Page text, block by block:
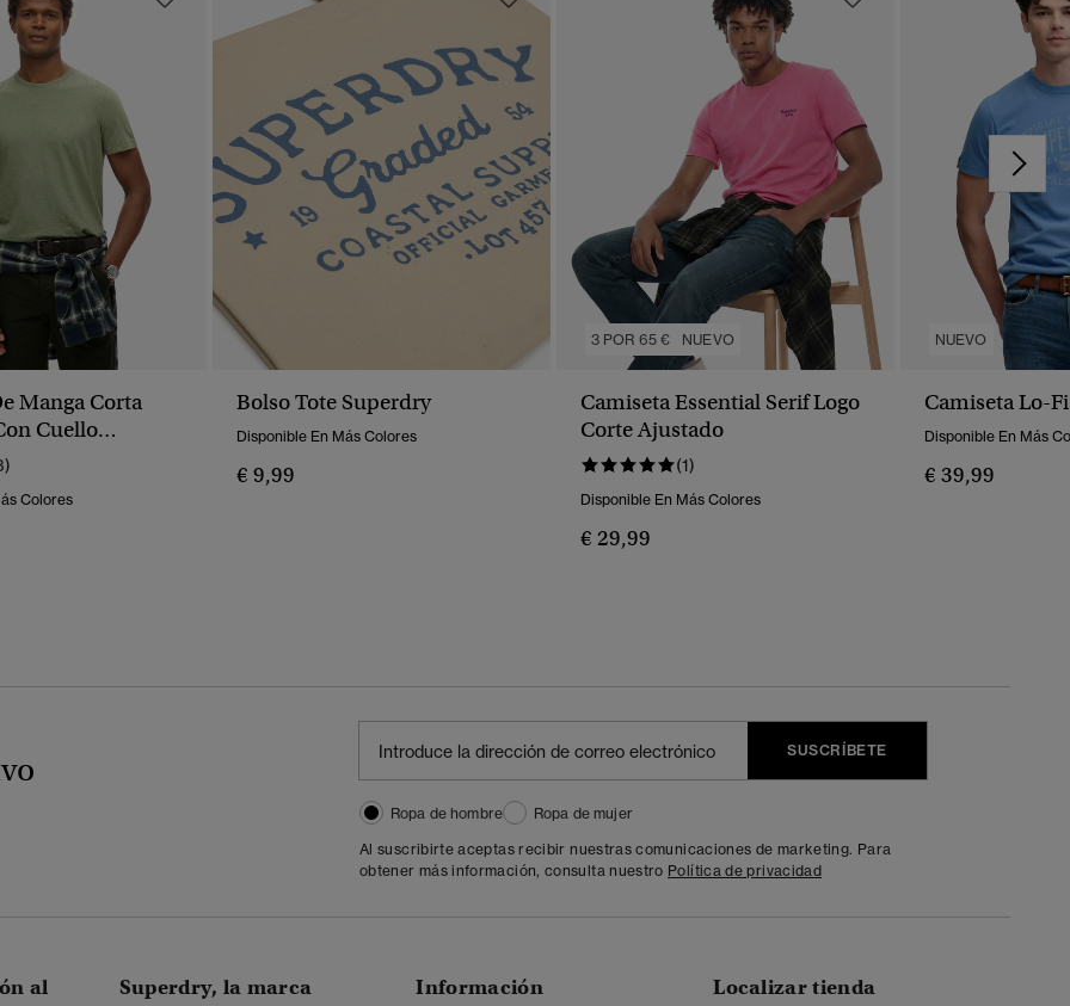
Manga Corta
Cuello
Colores
Bolso Tote Superdry
Disponible En Más Colores
€ 9,99
3 POR 65 € NUEVO
Camiseta Essential Serif Logo
Corte Ajustado
(1)
Disponible En Más Colores
€ 29,99
NUEVO
Camiseta Lo-
Disponible En Más
€ 39,99
SUSCRÍBETE
Ropa de hombre
Ropa de mujer
Al suscribirte aceptas recibir nuestras comunicaciones de marketing. Para
obtener más información, consulta nuestro Política de privacidad
al Superdry, la marca Información Localizar tienda